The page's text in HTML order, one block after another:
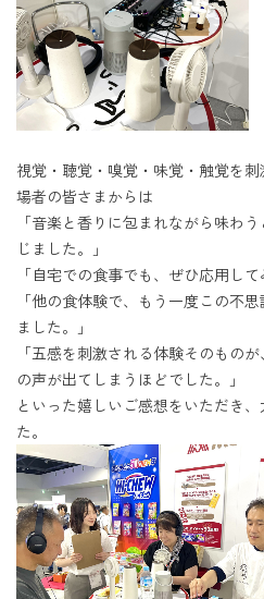
視覚・聴覚・嗅覚・味覚・触覚を
場者の皆さまからは
「音楽と香りに包まれながら味わ
じました。」
「自宅での食事でも、ぜひ応用して
「他の食体験で、もう一度この不
ました。」
「五感を刺激される体験そのもの
の声が出てしまうほどでした。」
といった嬉しいご感想をいただき
た。